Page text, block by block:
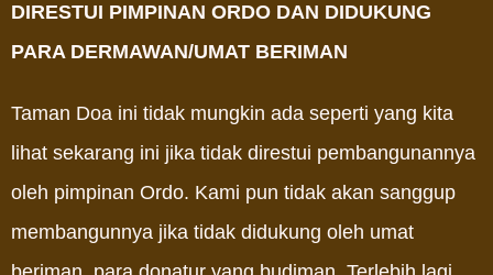
DIRESTUI PIMPINAN ORDO DAN DIDUKUNG
PARA DERMAWAN/UMAT BERIMAN
Taman Doa ini tidak mungkin ada seperti yang kita
lihat sekarang ini jika tidak direstui pembangunannya
oleh pimpinan Ordo. Kami pun tidak akan sanggup
membangunnya jika tidak didukung oleh umat